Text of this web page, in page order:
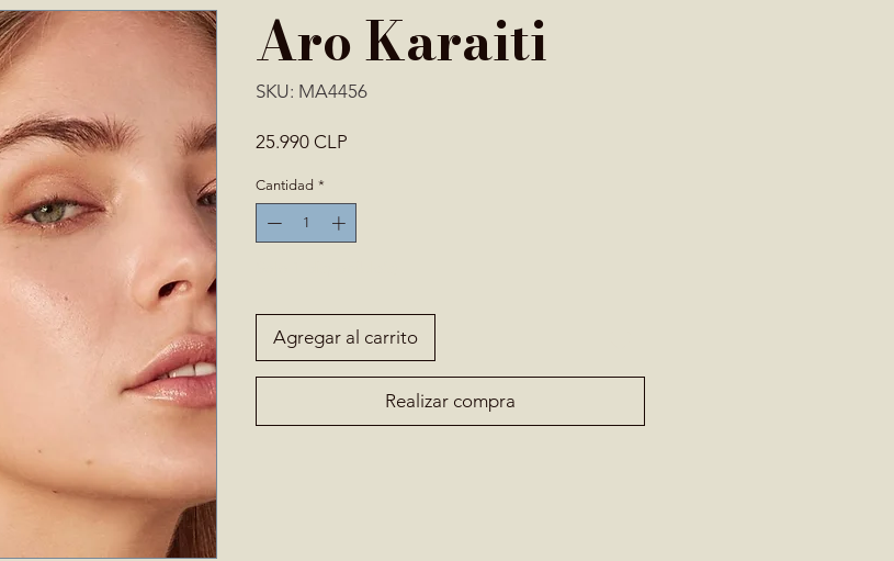
Aro Karaiti
SKU: MA4456
25.990 CLP
Cantidad *
Agregar al carrito
Realizar compra